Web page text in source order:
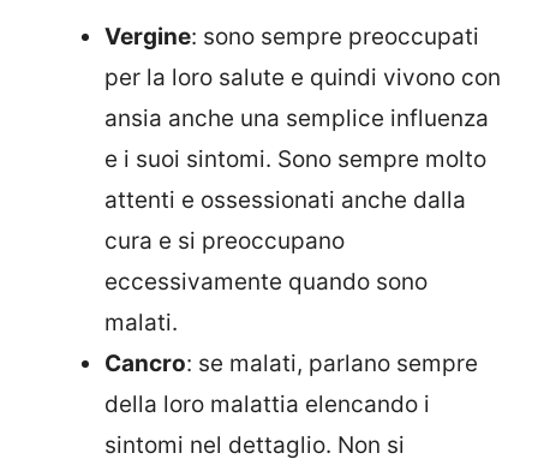
Vergine: sono sempre preoccupati
per la loro salute e quindi vivono con
ansia anche una semplice influenza
e i suoi sintomi. Sono sempre molto
attenti e ossessionati anche dalla
cura e si preoccupano
eccessivamente quando sono
malati.
Cancro: se malati, parlano sempre
della loro malattia elencando i
sintomi nel dettaglio. Non si